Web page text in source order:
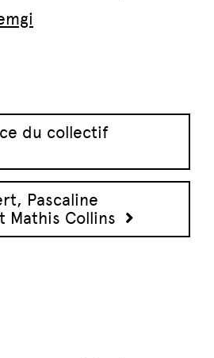
des articles
du collectif
Pascaline
Mathis Collins